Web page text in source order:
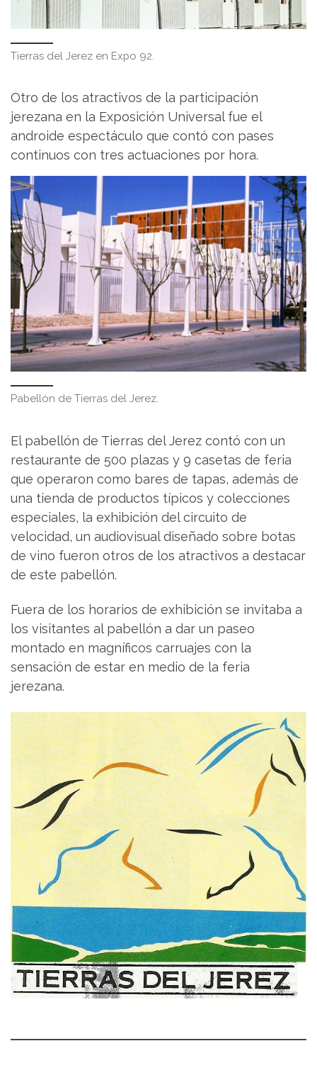
Tierras del Jerez en Expo 92.
Otro de los atractivos de la participación
jerezana en la Exposición Universal fue el
androide espectáculo que contó con pases
continuos con tres actuaciones por hora.
Pabellón de Tierras del Jerez.
El pabellón de Tierras del Jerez contó con un
restaurante de 500 plazas y 9 casetas de feria
que operaron como bares de tapas, además de
una tienda de productos típicos y colecciones
especiales, la exhibición del circuito de
velocidad, un audiovisual diseñado sobre botas
de vino fueron otros de los atractivos a destacar
de este pabellón.
Fuera de los horarios de exhibición se invitaba a
los visitantes al pabellón a dar un paseo
montado en magníficos carruajes con la
sensación de estar en medio de la feria
jerezana.